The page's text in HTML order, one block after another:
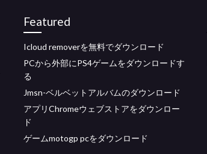
Featured
Icloud removerを無料でダウンロード
PCから外部にPS4ゲームをダウンロードす
る
Jmsn-ベルベットアルバムのダウンロード
アプリChromeウェブストアをダウンロー
ド
ゲームmotogp pcをダウンロード